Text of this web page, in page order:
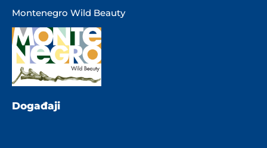
Montenegro Wild Beauty
Događaji